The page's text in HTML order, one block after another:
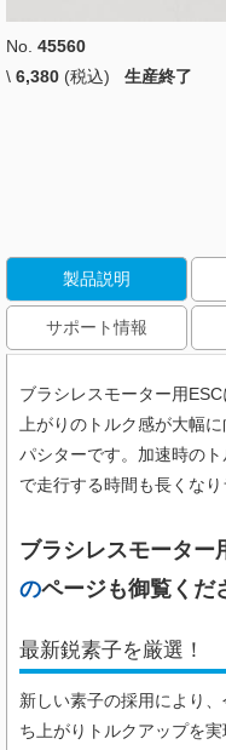
No. 45560
\ 6,380 (税込) 生産終了
製品説明
サポート情報
ブラシレスモーター用
上がりのトルク感が大幅
パシターです。加速時の
で走行する時間も長くなり
ブラシレスモーター
のページも御覧くだ
最新鋭素子を厳選！
新しい素子の採用により
ち上がりトルクアップを実